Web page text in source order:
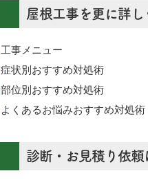
屋根工事を更に詳し
工事メニュー
症状別おすすめ対処術
部位別おすすめ対処術
よくあるお悩みおすすめ対処術
診断・お見積り依頼